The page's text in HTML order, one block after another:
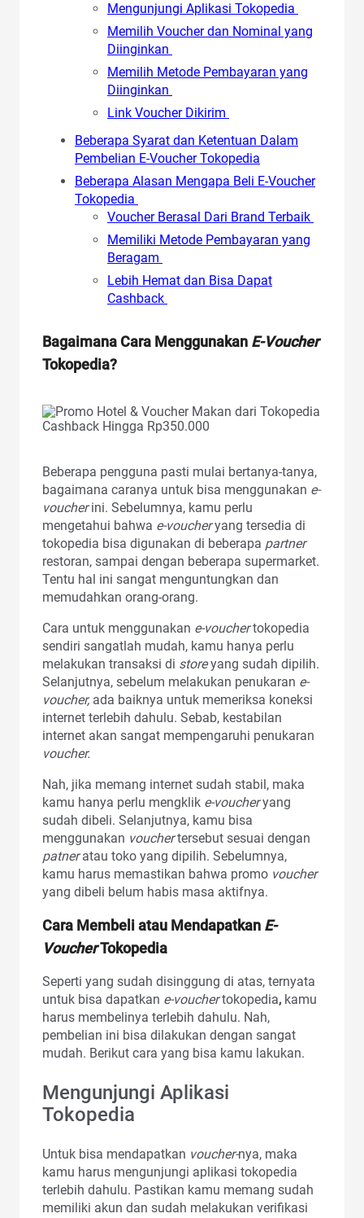
Mengunjungi Aplikasi Tokopedia
Memilih Voucher dan Nominal yang
Diinginkan
Memilih Metode Pembayaran yang
Diinginkan
Link Voucher Dikirim
Beberapa Syarat dan Ketentuan Dalam
Pembelian E-Voucher Tokopedia
Beberapa Alasan Mengapa Beli E-Voucher
Tokopedia
Voucher Berasal Dari Brand Terbaik
Memiliki Metode Pembayaran yang
Beragam
Lebih Hemat dan Bisa Dapat
Cashback
Bagaimana Cara Menggunakan E-Voucher
Tokopedia?
Beberapa pengguna pasti mulai bertanya-tanya,
bagaimana caranya untuk bisa menggunakan e-
voucherini. Sebelumnya, kamu perlu
mengetahui bahwa e-voucheryang tersedia di
tokopedia bisa digunakan di beberapa partner
restoran, sampai dengan beberapa supermarket.
Tentu hal ini sangat menguntungkan dan
memudahkan orang-orang.
Cara untuk menggunakan e-vouchertokopedia
sendiri sangatlah mudah, kamu hanya perlu
melakukan transaksi di storeyang sudah dipilih.
Selanjutnya, sebelum melakukan penukaran e-
voucher, ada baiknya untuk memeriksa koneksi
internet terlebih dahulu. Sebab, kestabilan
internet akan sangat mempengaruhi penukaran
voucher.
Nah, jika memang internet sudah stabil, maka
kamu hanya perlu mengklik e-voucheryang
sudah dibeli. Selanjutnya, kamu bisa
menggunakan vouchertersebut sesuai dengan
patneratau toko yang dipilih. Sebelumnya,
kamu harus memastikan bahwa promo voucher
yang dibeli belum habis masa aktifnya.
Cara Membeli atau Mendapatkan E-
VoucherTokopedia
Seperti yang sudah disinggung di atas, ternyata
untuk bisa dapatkan e-vouchertokopedia, kamu
harus membelinya terlebih dahulu. Nah,
pembelian ini bisa dilakukan dengan sangat
mudah. Berikut cara yang bisa kamu lakukan.
Mengunjungi Aplikasi
Tokopedia
Untuk bisa mendapatkan voucher-nya, maka
kamu harus mengunjungi aplikasi tokopedia
terlebih dahulu. Pastikan kamu memang sudah
memiliki akun dan sudah melakukan verifikasi